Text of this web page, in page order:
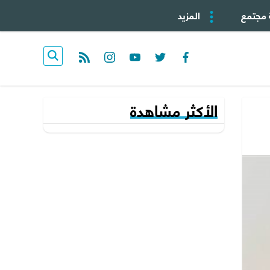
مجتمع المزيد
facebook
twitter
youtube
instagram
rss feed
الأكثر مشاهدة